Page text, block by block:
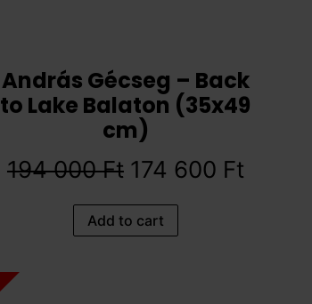
András Gécseg – Back
to Lake Balaton (35x49
cm)
194 000Ft 174 600 Ft
Add to cart